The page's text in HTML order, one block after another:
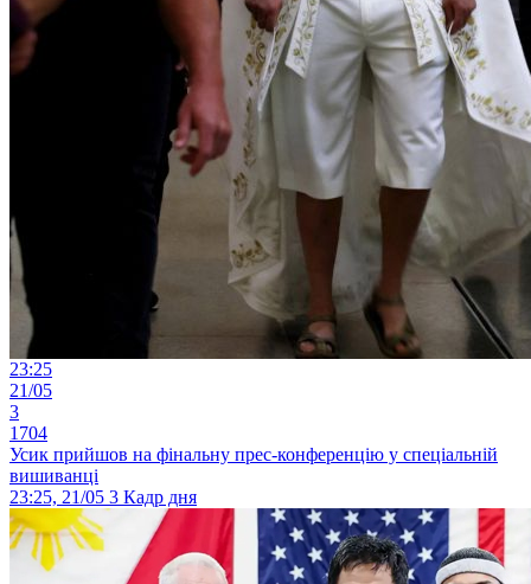
23:25
21/05
3
1704
Усик прийшов на фінальну прес-конференцію у спеціальній
вишиванці
23:25, 21/05 3 Кадр дня